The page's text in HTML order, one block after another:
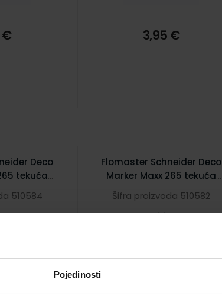
Pojedinosti
€ 3,95 €
Deco
tekuća
S126509
510584
Flomaster Schneider Deco
Marker Maxx 265 tekuća
svijetlozeleni S126511
Šifra proizvoda 510582